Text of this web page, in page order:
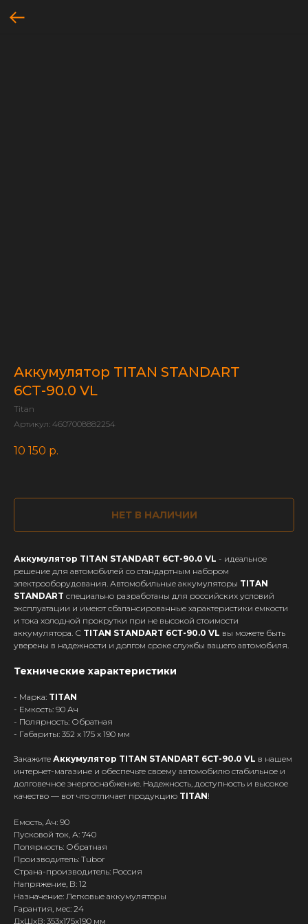
Аккумулятор TITAN STANDART
6СТ-90.0 VL
Titan
Артикул: 4607008882254
10 150 р.
НЕТ В НАЛИЧИИ
Аккумулятор TITAN STANDART 6СТ-90.0 VL - идеальное
решение для автомобилей со стандартным набором
электрооборудования. Автомобильные аккумуляторы TITAN
STANDART специально разработаны для российских условий
эксплуатации и имеют сбалансированные характеристики емкости
и тока холодной прокрутки при не высокой стоимости
аккумулятора. С TITAN STANDART 6СТ-90.0 VL вы можете быть
уверены в надежности и долгом сроке службы вашего автомобиля.
Технические характеристики
- Марка: TITAN
- Емкость: 90 Ач
- Полярность: Обратная
- Габариты: 352 x 175 x 190 мм
Закажите Аккумулятор TITAN STANDART 6СТ-90.0 VL в нашем
интернет-магазине и обеспечьте своему автомобилю стабильное и
долговечное энергоснабжение. Надежность, доступность и высокое
качество — вот что отличает продукцию TITAN!
Емость, Ач: 90
Пусковой ток, А: 740
Полярность: Обратная
Производитель: Tubor
Страна-производитель: Россия
Напряжение, В: 12
Назначение: Легковые аккумуляторы
Гарантия, мес: 24
ДxШxВ: 353x175x190 мм